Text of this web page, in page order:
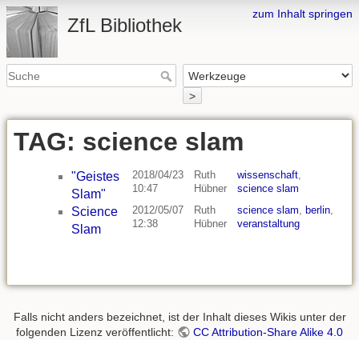
zum Inhalt springen
ZfL Bibliothek
>
TAG: science slam
"Geistes
Slam"
2018/04/23
10:47
Ruth
Hübner
wissenschaft,
science slam
Science
Slam
2012/05/07
12:38
Ruth
Hübner
science slam, berlin,
veranstaltung
Falls nicht anders bezeichnet, ist der Inhalt dieses Wikis unter der
folgenden Lizenz veröffentlicht:
CC Attribution-Share Alike 4.0